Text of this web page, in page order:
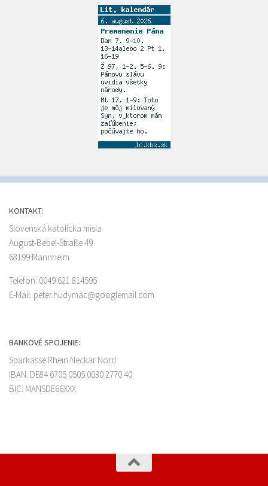
KONTAKT:
Slovenská katolícka misia
August-Bebel-Straße 49
68199 Mannheim
Telefon: 0049 621 814595
E-Mail: peter.hudymac@googlemail.com
BANKOVÉ SPOJENIE:
Sparkasse Rhein Neckar Nord
IBAN: DE84 6705 0505 0030 2770 40
BIC: MANSDE66XXX